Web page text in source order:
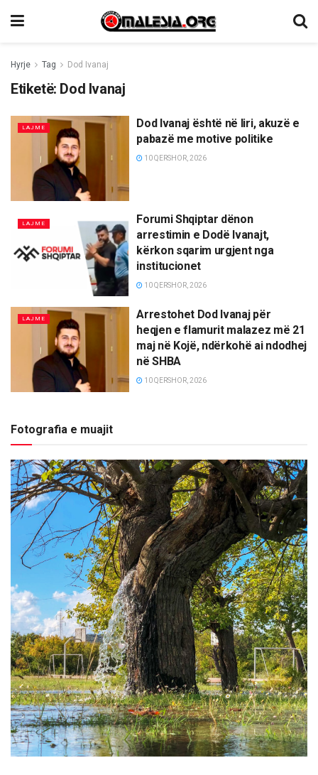
Hyrje Tag Dod Ivanaj
Etiketë: Dod Ivanaj
LAJME
Dod Ivanaj është në liri, akuzë e
pabazë me motive politike
10 QERSHOR, 2026
LAJME
Forumi Shqiptar dënon
arrestimin e Dodë Ivanajt,
kërkon sqarim urgjent nga
institucionet
10 QERSHOR, 2026
LAJME
Arrestohet Dod Ivanaj për
heqjen e flamurit malazez më 21
maj në Kojë, ndërkohë ai ndodhej
në SHBA
10 QERSHOR, 2026
Fotografia e muajit